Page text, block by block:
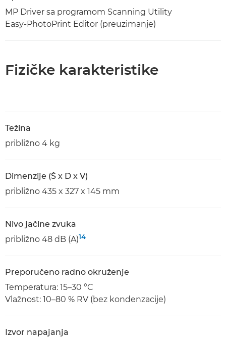
MP Driver sa programom Scanning Utility
Easy-PhotoPrint Editor (preuzimanje)
Fizičke karakteristike
Težina
približno 4 kg
Dimenzije (Š x D x V)
približno 435 x 327 x 145 mm
Nivo jačine zvuka
približno 48 dB (A)14
Preporučeno radno okruženje
Temperatura: 15–30 °C
Vlažnost: 10–80 % RV (bez kondenzacije)
Izvor napajanja